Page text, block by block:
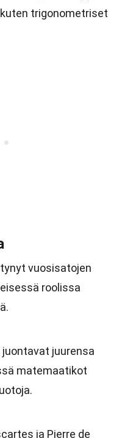
trigonometriset
vuosisatojen
roolissa
juurensa
matemaatikot
ja Pierre de